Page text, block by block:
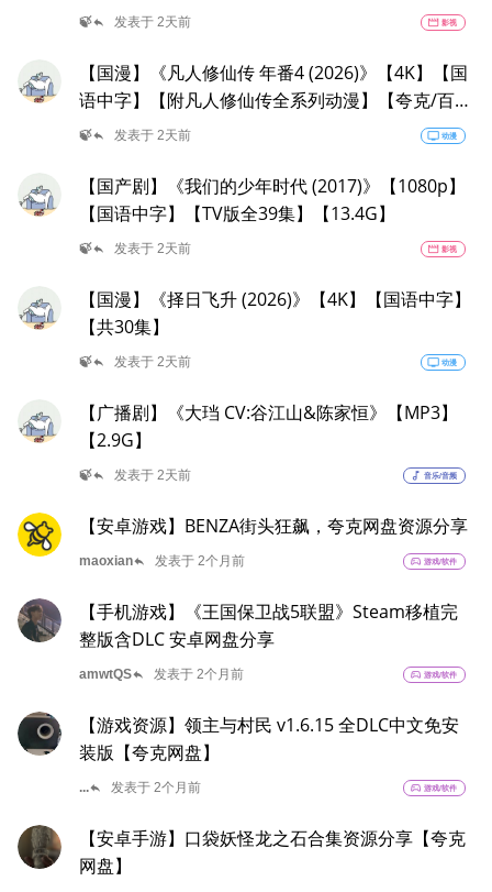
🍃reply 发表于 2天前 movie 影视
【国漫】《凡人修仙传 年番4 (2026)》【4K】【国
语中字】【附凡人修仙传全系列动漫】【夸克/百
度】
🍃reply 发表于 2天前 tv 动漫
【国产剧】《我们的少年时代 (2017)》【1080p】
【国语中字】【TV版全39集】【13.4G】
🍃reply 发表于 2天前 movie 影视
【国漫】《择日飞升 (2026)》【4K】【国语中字】
【共30集】
🍃reply 发表于 2天前 tv 动漫
【广播剧】《大珰 CV:谷江山&陈家恒》【MP3】
【2.9G】
🍃reply 发表于 2天前 music_note 音乐/音频
【安卓游戏】BENZA街头狂飙，夸克网盘资源分享
maoxianreply 发表于 2个月前 sports_esports 游戏/软件
【手机游戏】《王国保卫战5联盟》Steam移植完
整版含DLC 安卓网盘分享
amwtQSreply 发表于 2个月前 sports_esports 游戏/软件
【游戏资源】领主与村民 v1.6.15 全DLC中文免安
装版【夸克网盘】
...reply 发表于 2个月前 sports_esports 游戏/软件
【安卓手游】口袋妖怪龙之石合集资源分享【夸克
网盘】